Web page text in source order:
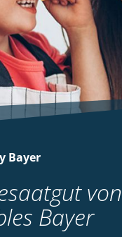
Bayer
von
Bayer